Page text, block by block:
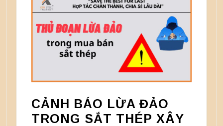
CẢNH BÁO LỪA ĐẢO
TRONG SẮT THÉP XÂY